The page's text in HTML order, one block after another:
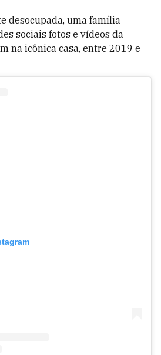
desocupada, uma família
sociais fotos e vídeos da
na icônica casa, entre 2019 e